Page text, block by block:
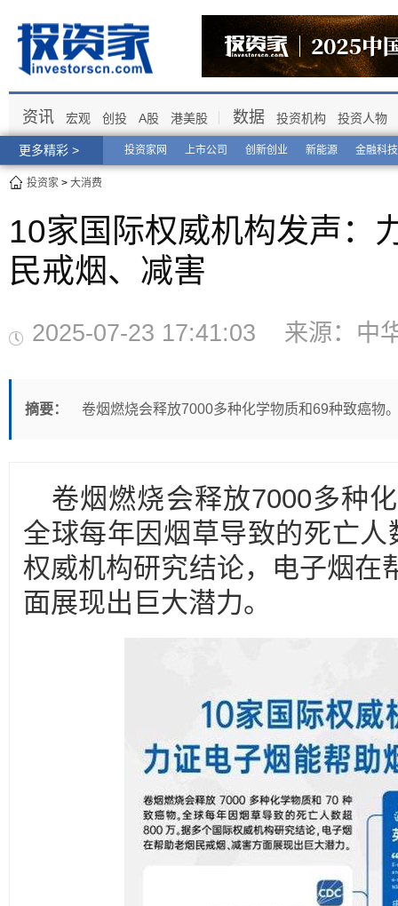
更多精彩 > 投资家网 上市公司 创新创业 新能源 金融科技
资讯 宏观 创投 A股 港美股 数据 投资机构 投资人物
投资家 > 大消费
10家国际权威机构发声：
民戒烟、减害
2025-07-23 17:41:03 来源：
摘要： 卷烟燃烧会释放7000多种化学物质和69种致癌物
卷烟燃烧会释放7000多种
全球每年因烟草导致的死亡
权威机构研究结论，电子烟在
面展现出巨大潜力。